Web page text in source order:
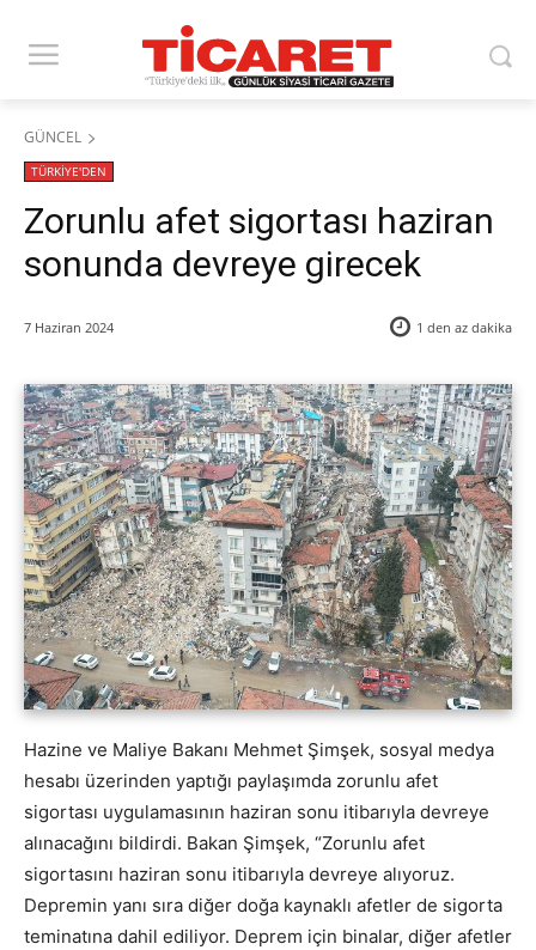
GÜNCEL
TÜRKİYE'DEN
Zorunlu afet sigortası haziran
sonunda devreye girecek
7 Haziran 2024 1 den az dakika
Hazine ve Maliye Bakanı Mehmet Şimşek, sosyal medya
hesabı üzerinden yaptığı paylaşımda zorunlu afet
sigortası uygulamasının haziran sonu itibarıyla devreye
alınacağını bildirdi. Bakan Şimşek, “Zorunlu afet
sigortasını haziran sonu itibarıyla devreye alıyoruz.
Depremin yanı sıra diğer doğa kaynaklı afetler de sigorta
teminatına dahil ediliyor. Deprem için binalar, diğer afetler